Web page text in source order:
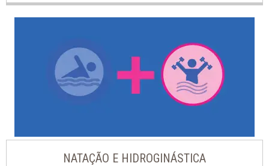
NATAÇÃO E HIDROGINÁSTICA